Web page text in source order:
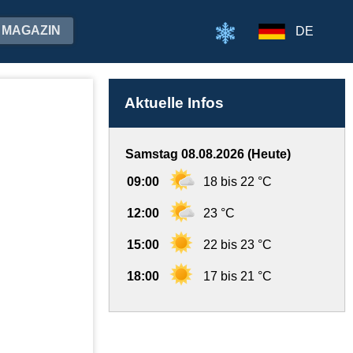
MAGAZIN DE
Aktuelle Infos
Samstag 08.08.2026 (Heute)
09:00 18 bis 22 °C
12:00 23 °C
15:00 22 bis 23 °C
18:00 17 bis 21 °C